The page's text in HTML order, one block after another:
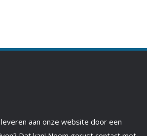
aan onze website door een